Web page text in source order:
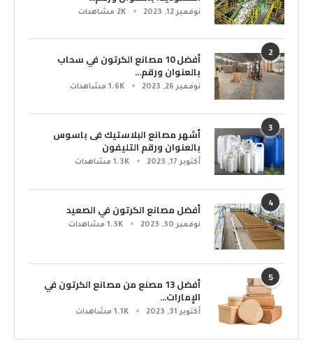
نوفمبر 12, 2023 2K مشاهدات
2 أفضل 10 مصانع الكرتون في سحاب
بالعنوان ورقم...
نوفمبر 26, 2023 1.6K مشاهدات
3 أشهر مصانع البلاستيك فى باسوس
بالعنوان ورقم التليفون
أكتوبر 17, 2023 1.3K مشاهدات
4 أفضل مصانع الكرتون في الصعيد
نوفمبر 30, 2023 1.3K مشاهدات
5 أفضل 13 مصنع من مصانع الكرتون في
الإمارات...
أكتوبر 31, 2023 1.1K مشاهدات